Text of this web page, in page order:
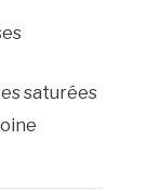
saturées